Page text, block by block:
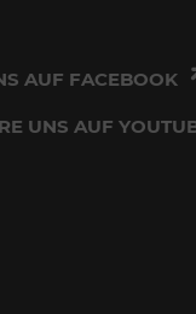
AUF FACEBOOK
UNS AUF